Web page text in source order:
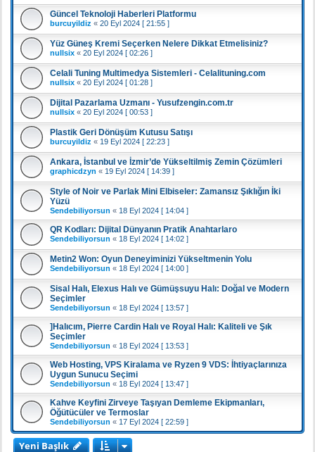
Güncel Teknoloji Haberleri Platformu
burcuyildiz « 20 Eyl 2024 [ 21:55 ]
Yüz Güneş Kremi Seçerken Nelere Dikkat Etmelisiniz?
nullsix « 20 Eyl 2024 [ 02:26 ]
Celali Tuning Multimedya Sistemleri - Celalituning.com
nullsix « 20 Eyl 2024 [ 01:28 ]
Dijital Pazarlama Uzmanı - Yusufzengin.com.tr
nullsix « 20 Eyl 2024 [ 00:53 ]
Plastik Geri Dönüşüm Kutusu Satışı
burcuyildiz « 19 Eyl 2024 [ 22:23 ]
Ankara, İstanbul ve İzmir’de Yükseltilmiş Zemin Çözümleri
graphicdzyn « 19 Eyl 2024 [ 14:39 ]
Style of Noir ve Parlak Mini Elbiseler: Zamansız Şıklığın İki
Yüzü
Sendebiliyorsun « 18 Eyl 2024 [ 14:04 ]
QR Kodları: Dijital Dünyanın Pratik Anahtarlaro
Sendebiliyorsun « 18 Eyl 2024 [ 14:02 ]
Metin2 Won: Oyun Deneyiminizi Yükseltmenin Yolu
Sendebiliyorsun « 18 Eyl 2024 [ 14:00 ]
Sisal Halı, Elexus Halı ve Gümüşsuyu Halı: Doğal ve Modern
Seçimler
Sendebiliyorsun « 18 Eyl 2024 [ 13:57 ]
]Halıcım, Pierre Cardin Halı ve Royal Halı: Kaliteli ve Şık
Seçimler
Sendebiliyorsun « 18 Eyl 2024 [ 13:53 ]
Web Hosting, VPS Kiralama ve Ryzen 9 VDS: İhtiyaçlarınıza
Uygun Sunucu Seçimi
Sendebiliyorsun « 18 Eyl 2024 [ 13:47 ]
Kahve Keyfini Zirveye Taşıyan Demleme Ekipmanları,
Öğütücüler ve Termoslar
Sendebiliyorsun « 17 Eyl 2024 [ 22:59 ]
Yeni Başlık